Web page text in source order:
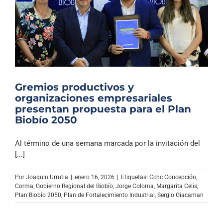
Gremios productivos y
organizaciones empresariales
presentan propuesta para el Plan
Biobío 2050
Al término de una semana marcada por la invitación del
[...]
Por Joaquin Urrutia | enero 16, 2026 | Etiquetas: Cchc Concepción
Corma Gobierno Regional del Biobío Jorge Coloma Margarita Celis
Plan Biobío 2050 Plan de Fortalecimiento Industrial Sergio Giacaman